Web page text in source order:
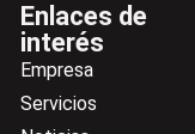
Enlaces de
interés
Empresa
Servicios